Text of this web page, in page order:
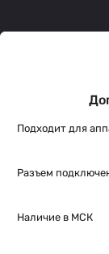
Подходит для
Разъем
Наличие в МСК